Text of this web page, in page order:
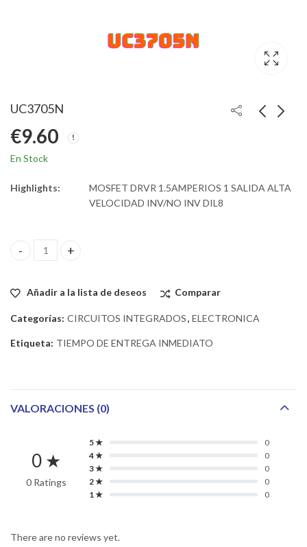
UC3705N
€9.60
En Stock
Highlights:
MOSFET DRVR 1.5AMPERIOS 1 SALIDA ALTA
VELOCIDAD INV/NO INV DIL8
UC3705N quantity
Añadir a la lista de deseos Comparar
Categorías: CIRCUITOS INTEGRADOS, ELECTRONICA
Etiqueta: TIEMPO DE ENTREGA INMEDIATO
VALORACIONES (0)
0 ★
0 Ratings
5 ★
0
4 ★
0
3 ★
0
2 ★
0
1 ★
0
There are no reviews yet.